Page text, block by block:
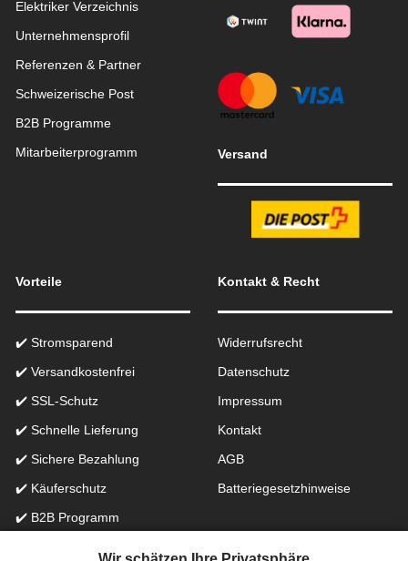
Elektriker Verzeichnis
Unternehmensprofil
Referenzen & Partner
Schweizerische Post
B2B Programme
Mitarbeiterprogramm
Versand
Vorteile
✔️ Stromsparend
✔️ Versandkostenfrei
✔️ SSL-Schutz
✔️ Schnelle Lieferung
✔️ Sichere Bezahlung
✔️ Käuferschutz
✔️ B2B Programm
Kontakt & Recht
Widerrufsrecht
Datenschutz
Impressum
Kontakt
AGB
Batteriegesetzhinweise